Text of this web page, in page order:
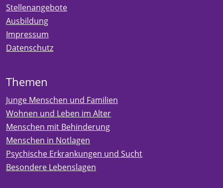
Stellenangebote
Ausbildung
Impressum
Datenschutz
Themen
Junge Menschen und Familien
Wohnen und Leben im Alter
Menschen mit Behinderung
Menschen in Notlagen
Psychische Erkrankungen und Sucht
Besondere Lebenslagen